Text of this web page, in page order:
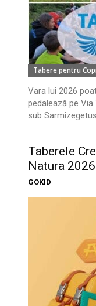
Tabere pentru
Vara lui 2026
pedalează pe
sub
Taberele
Natura 2026
GOKID